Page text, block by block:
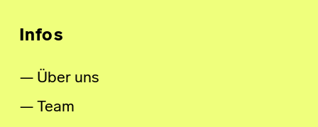
Infos
Über uns
Team